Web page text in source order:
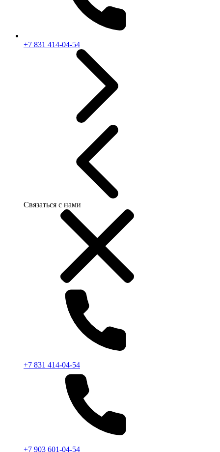
+7 831 414-04-54
Связаться с нами
+7 831 414-04-54
+7 903 601-04-54